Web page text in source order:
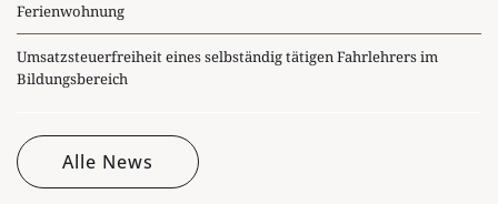
Ferienwohnung
Umsatzsteuerfreiheit eines selbständig tätigen Fahrlehrers im
Bildungsbereich
Alle News